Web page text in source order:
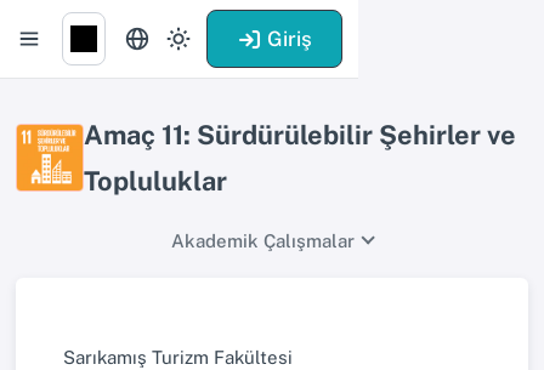
Giriş
Amaç 11: Sürdürülebilir Şehirler ve
Topluluklar
Akademik Çalışmalar
Sarıkamış Turizm Fakültesi